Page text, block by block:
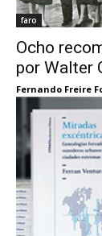
faro
Ocho
por Walter
Fernando Freire